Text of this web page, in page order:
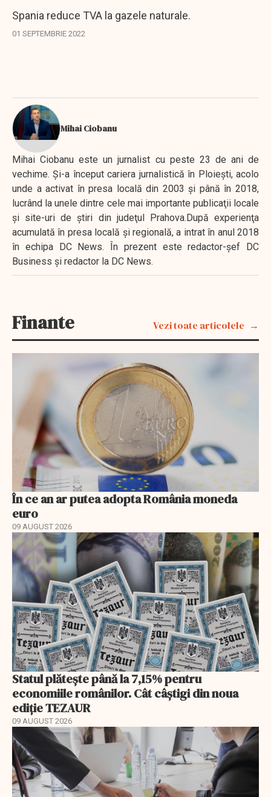
Spania reduce TVA la gazele naturale.
01 SEPTEMBRIE 2022
Mihai Ciobanu
Mihai Ciobanu este un jurnalist cu peste 23 de ani de
vechime. Şi-a început cariera jurnalistică în Ploieşti, acolo
unde a activat în presa locală din 2003 şi până în 2018,
lucrând la unele dintre cele mai importante publicaţii locale
şi site-uri de ştiri din judeţul Prahova.După experienţa
acumulată în presa locală şi regională, a intrat în anul 2018
în echipa DC News. În prezent este redactor-şef DC
Business şi redactor la DC News.
Finante Vezi toate articolele
În ce an ar putea adopta România moneda
euro
09 AUGUST 2026
Statul plătește până la 7,15% pentru
economiile românilor. Cât câștigi din noua
ediție TEZAUR
09 AUGUST 2026